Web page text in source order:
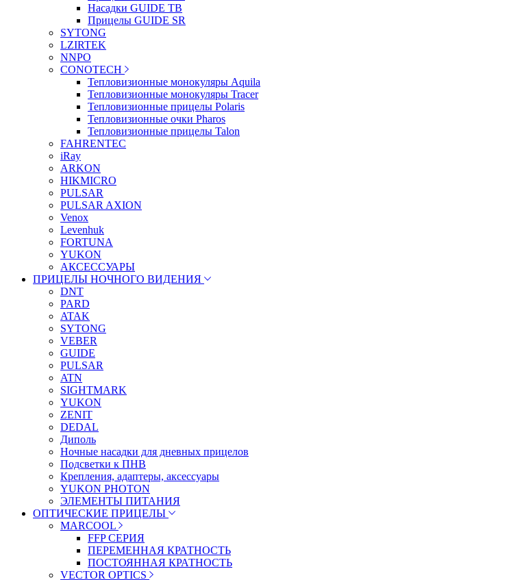
Насадки GUIDE TB
Прицелы GUIDE SR
SYTONG
LZIRTEK
NNPO
CONOTECH
Тепловизионные монокуляры Aquila
Тепловизионные монокуляры Tracer
Тепловизионные прицелы Polaris
Тепловизионные очки Pharos
Тепловизионные прицелы Talon
FAHRENTEC
iRay
ARKON
HIKMICRO
PULSAR
PULSAR AXION
Venox
Levenhuk
FORTUNA
YUKON
АКСЕССУАРЫ
ПРИЦЕЛЫ НОЧНОГО ВИДЕНИЯ
DNT
PARD
ATAK
SYTONG
VEBER
GUIDE
PULSAR
ATN
SIGHTMARK
YUKON
ZENIT
DEDAL
Диполь
Ночные насадки для дневных прицелов
Подсветки к ПНВ
Крепления, адаптеры, аксессуары
YUKON PHOTON
ЭЛЕМЕНТЫ ПИТАНИЯ
ОПТИЧЕСКИЕ ПРИЦЕЛЫ
MARCOOL
FFP СЕРИЯ
ПЕРЕМЕННАЯ КРАТНОСТЬ
ПОСТОЯННАЯ КРАТНОСТЬ
VECTOR OPTICS